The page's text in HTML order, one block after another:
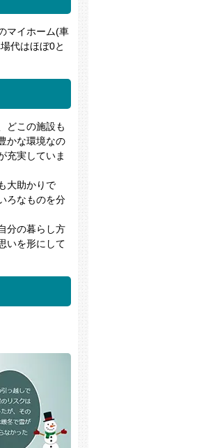
マイホーム(車
代はほぼ0と
どこの施設も
かな環境なの
充実していま
大助かりで
ろなものを分
分の暮らし方
いを形にして